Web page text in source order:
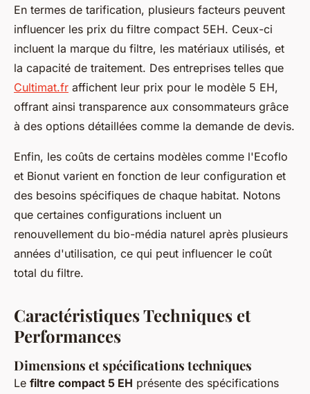
En termes de tarification, plusieurs facteurs peuvent
influencer les prix du filtre compact 5EH. Ceux-ci
incluent la marque du filtre, les matériaux utilisés, et
la capacité de traitement. Des entreprises telles que
Cultimat.fr affichent leur prix pour le modèle 5 EH,
offrant ainsi transparence aux consommateurs grâce
à des options détaillées comme la demande de devis.
Enfin, les coûts de certains modèles comme l'Ecoflo
et Bionut varient en fonction de leur configuration et
des besoins spécifiques de chaque habitat. Notons
que certaines configurations incluent un
renouvellement du bio-média naturel après plusieurs
années d'utilisation, ce qui peut influencer le coût
total du filtre.
Caractéristiques Techniques et
Performances
Dimensions et spécifications techniques
Le filtre compact 5 EH présente des spécifications